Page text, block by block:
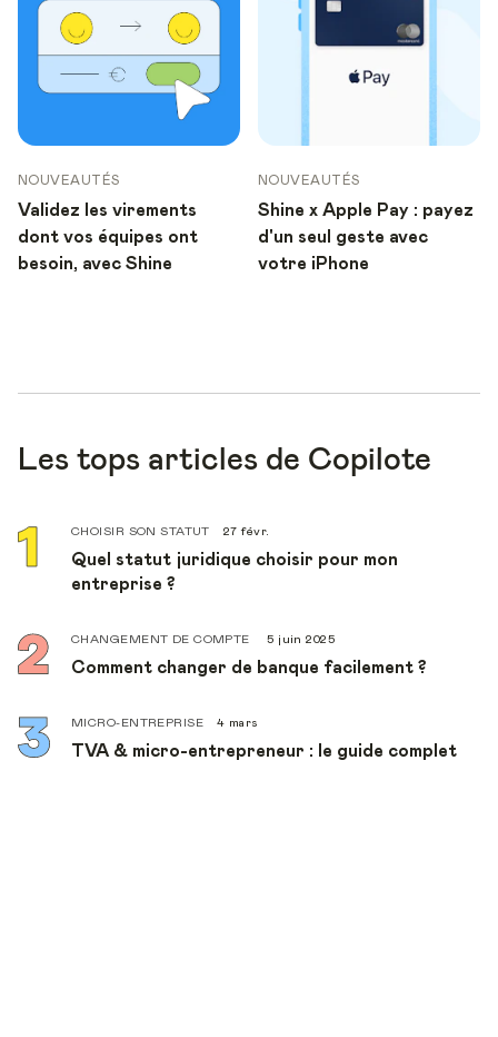
NOUVEAUTÉS
Validez les virements
dont vos équipes ont
besoin, avec Shine
NOUVEAUTÉS
Shine x Apple Pay : payez
d'un seul geste avec
votre iPhone
Les tops articles de Copilote
CHOISIR SON STATUT 27 févr.
Quel statut juridique choisir pour mon
entreprise ?
CHANGEMENT DE COMPTE 5 juin 2025
Comment changer de banque facilement ?
MICRO-ENTREPRISE 4 mars
TVA & micro-entrepreneur : le guide complet